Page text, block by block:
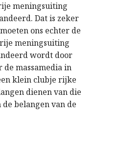
meningsuiting
Dat is zeker
ons echter de
meningsuiting
wordt door
de massamedia in
klein clubje rijke
dienen van die
belangen van de